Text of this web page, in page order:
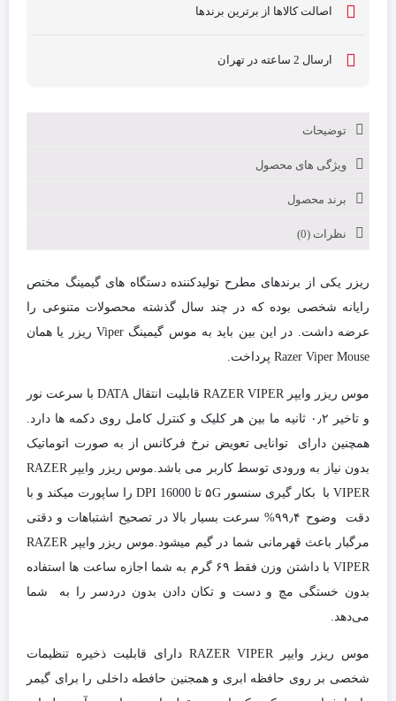
اصالت کالاها از برترین برندها
ارسال 2 ساعته در تهران
توضیحات
ویژگی های محصول
برند محصول
نظرات (0)
ریزر یکی از برندهای مطرح تولیدکننده دستگاه های گیمینگ مختص
رایانه شخصی بوده که در چند سال گذشته محصولات متنوعی را
عرضه داشت. در این بین باید به موس گیمینگ Viper ریزر یا همان
Razer Viper Mouse پرداخت.
موس ریزر وایپر RAZER VIPER قابلیت انتقال DATA با سرعت نور
و تاخیر ۰٫۲ ثانیه ما بین هر کلیک و کنترل کامل روی دکمه ها دارد.
همچنین دارای توانایی تعویض نرخ فرکانس از به صورت اتوماتیک
بدون نیاز به ورودی توسط کاربر می باشد.موس ریزر وایپر RAZER
VIPER با بکار گیری سنسور ۵G تا DPI 16000 را ساپورت میکند و با
دقت وضوح ۹۹٫۴% سرعت بسیار بالا در تصحیح اشتباهات و دقتی
مرگبار باعث قهرمانی شما در گیم میشود.موس ریزر وایپر RAZER
VIPER با داشتن وزن فقط ۶۹ گرم به شما اجازه ساعت ها استفاده
بدون خستگی مچ و دست و تکان دادن بدون دردسر را به شما
می‌دهد.
موس ریزر وایپر RAZER VIPER دارای قابلیت ذخیره تنظیمات
شخصی بر روی حافظه ابری و همجنین حافطه داخلی را برای گیمر